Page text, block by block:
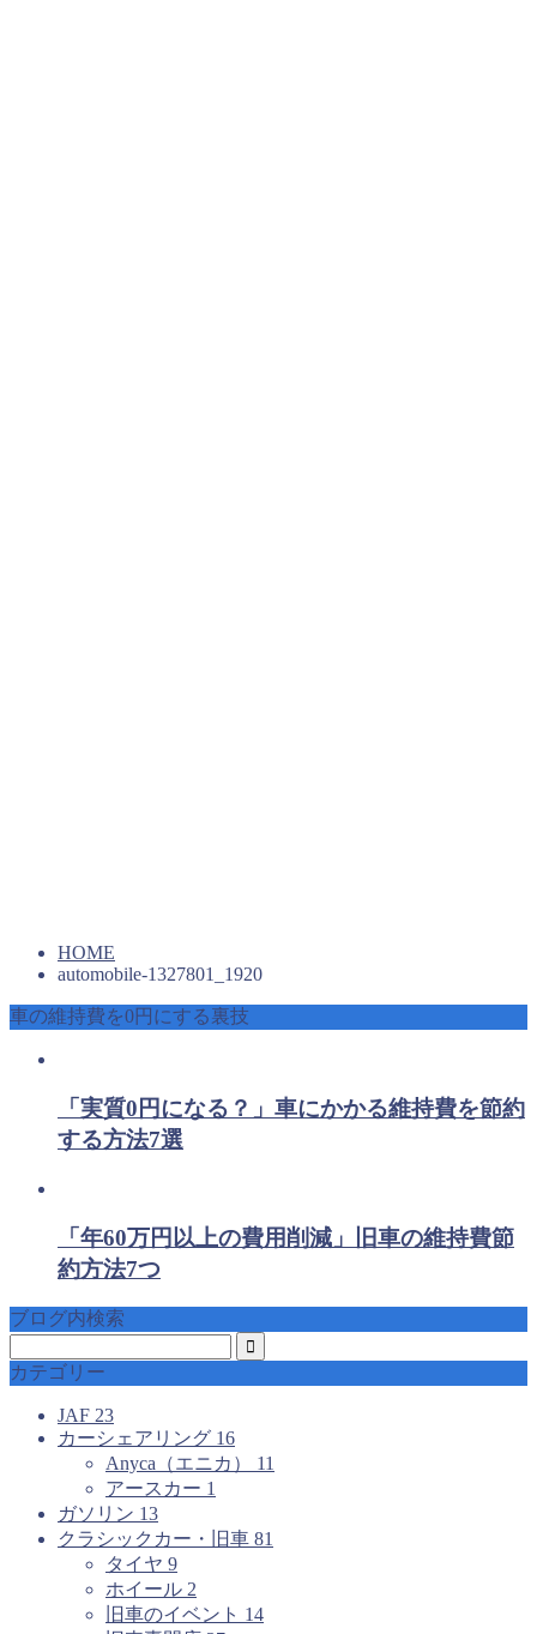
HOME
automobile-1327801_1920
車の維持費を0円にする裏技
「実質0円になる？」車にかかる維持費を節約
する方法7選
「年60万円以上の費用削減」旧車の維持費節
約方法7つ
ブログ内検索
カテゴリー
JAF 23
カーシェアリング 16
Anyca（エニカ） 11
アースカー 1
ガソリン 13
クラシックカー・旧車 81
タイヤ 9
ホイール 2
旧車のイベント 14